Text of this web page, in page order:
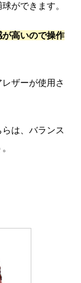
ができます。
高いので操作
ザーが使用さ
は、バランス